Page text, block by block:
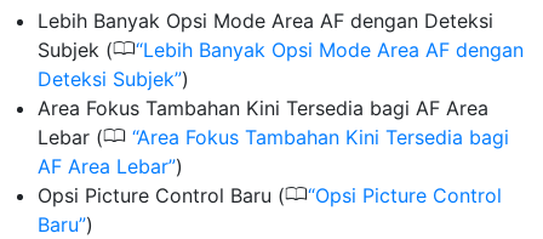
Lebih Banyak Opsi Mode Area AF dengan Deteksi
Subjek (0 Lebih Banyak Opsi Mode Area AF dengan
Deteksi Subjek )
Area Fokus Tambahan Kini Tersedia bagi AF Area
Lebar (0 Area Fokus Tambahan Kini Tersedia bagi
AF Area Lebar )
Opsi Picture Control Baru (0 Opsi Picture Control
Baru )